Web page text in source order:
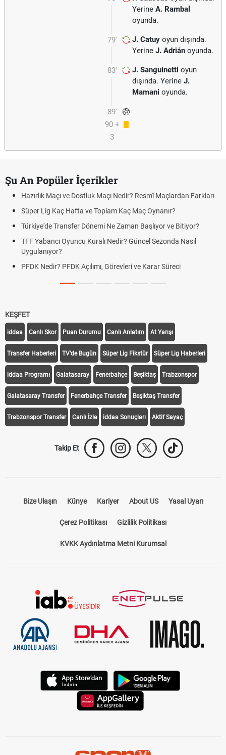
Yerine A. Rambal
oyunda.
79' J. Catuy oyun dışında.
Yerine J. Adrián oyunda.
83' J. Sanguinetti oyun
dışında. Yerine J.
Mamani oyunda.
89'
90 +
3
Şu An Popüler İçerikler
Hazırlık Maçı ve Dostluk Maçı Nedir? Resmî Maçlardan Farkları
Süper Lig Kaç Hafta ve Toplam Kaç Maç Oynanır?
Türkiye'de Transfer Dönemi Ne Zaman Başlıyor ve Bitiyor?
TFF Yabancı Oyuncu Kuralı Nedir? Güncel Sezonda Nasıl
Uygulanıyor?
PFDK Nedir? PFDK Açılımı, Görevleri ve Karar Süreci
KEŞFET
iddaa Canlı Skor Puan Durumu Canlı Anlatım At Yarışı
Transfer Haberleri TV'de Bugün Süper Lig Fikstür Süper Lig Haberleri
iddaa Programı Galatasaray Fenerbahçe Beşiktaş Trabzonspor
Galatasaray Transfer Fenerbahçe Transfer Beşiktaş Transfer
Trabzonspor Transfer Canlı İzle iddaa Sonuçları Aktif Sayaç
Takip Et
Bize Ulaşın Künye Kariyer About US Yasal Uyarı
Çerez Politikası Gizlilik Politikası
KVKK Aydınlatma Metni Kurumsal